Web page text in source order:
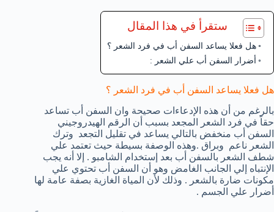
ستقرأ في هذا المقال
هل فعلا يساعد السفن أب في فرد الشعر ؟
أضرار السفن أب علي الشعر :
هل فعلا يساعد السفن أب في فرد الشعر ؟
بالرغم من أن هذه الإدعاءات صحيحة وان السفن أب تساعد
حقاً في فرد الشعر المجعد بسبب أن الرقم الهيدروجيني
السفن أب منخفض بالتالي يساعد في تقليل التجعد وترك
الشعر ناعم وبراق .وهذه الوصفة بسيطة حيث تعتمد علي
شطف الشعر بالسفن أب بعد إستخدام الشامبو . إلا أنه يجب
الإنتباه إلي الجانب الغامض وهو أن السفن أب تحتوي علي
مكونات ضارة بالشعر . وذلك لأن المياة الغازية بصفة عامة لها
أضرار علي الجسم .